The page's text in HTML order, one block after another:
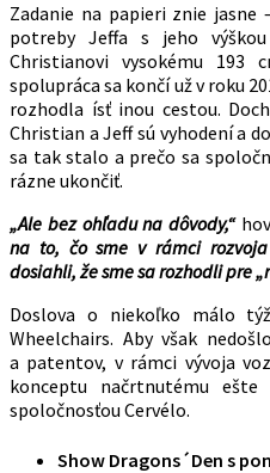
Zadanie na papieri znie
potreby Jeffa s jeho
Christianovi vysokému 193
spolupráca sa končí už v roku
rozhodla ísť inou cestou.
Christian a Jeff sú vyhodení a
sa tak stalo a prečo sa
rázne ukončiť.
„Ale bez ohľadu na dôvody,“
na to, čo sme v rámci
dosiahli, že sme sa rozhodli pre
Doslova o niekoľko málo
Wheelchairs. Aby však
a patentov, v rámci vývoja
konceptu načrtnutému
spoločnosťou Cervélo.
Show Dragons´Den s